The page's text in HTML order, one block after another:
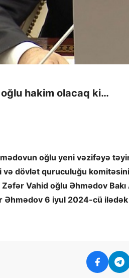
hakim olacaq ki…
oğlu yeni vəzifəyə
dövlət quruculuğu
Vahid oğlu Əhmədov
Əhmədov 6 iyul 2024-cü